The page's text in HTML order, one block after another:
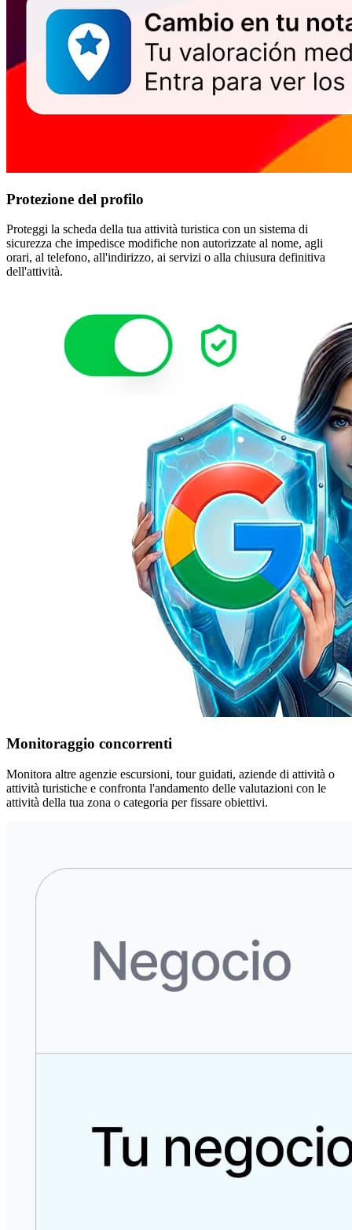
Protezione del profilo
Proteggi la scheda della tua attività turistica con un sistema di
sicurezza che impedisce modifiche non autorizzate al nome, agli
orari, al telefono, all'indirizzo, ai servizi o alla chiusura definitiva
dell'attività.
Monitoraggio concorrenti
Monitora altre agenzie escursioni, tour guidati, aziende di attività o
attività turistiche e confronta l'andamento delle valutazioni con le
attività della tua zona o categoria per fissare obiettivi.